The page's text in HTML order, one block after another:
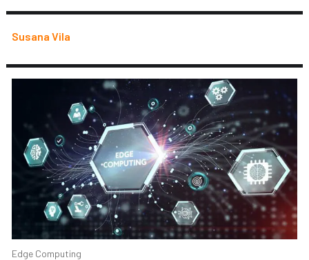
Susana Vila
Edge Computing